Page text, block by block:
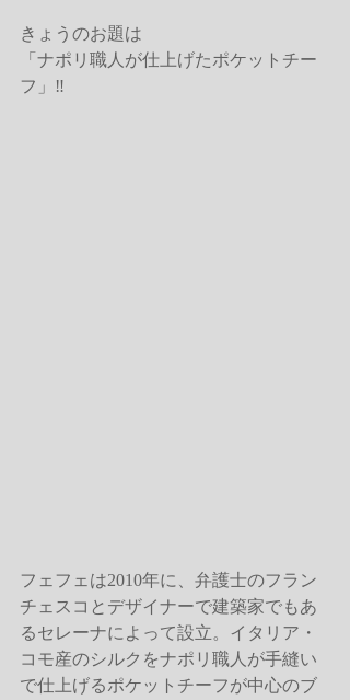
きょうのお題は
「ナポリ職人が仕上げたポケットチー
フ」‼︎
フェフェは2010年に、弁護士のフラン
チェスコとデザイナーで建築家でもあ
るセレーナによって設立。イタリア・
コモ産のシルクをナポリ職人が手縫い
で仕上げるポケットチーフが中心のブ